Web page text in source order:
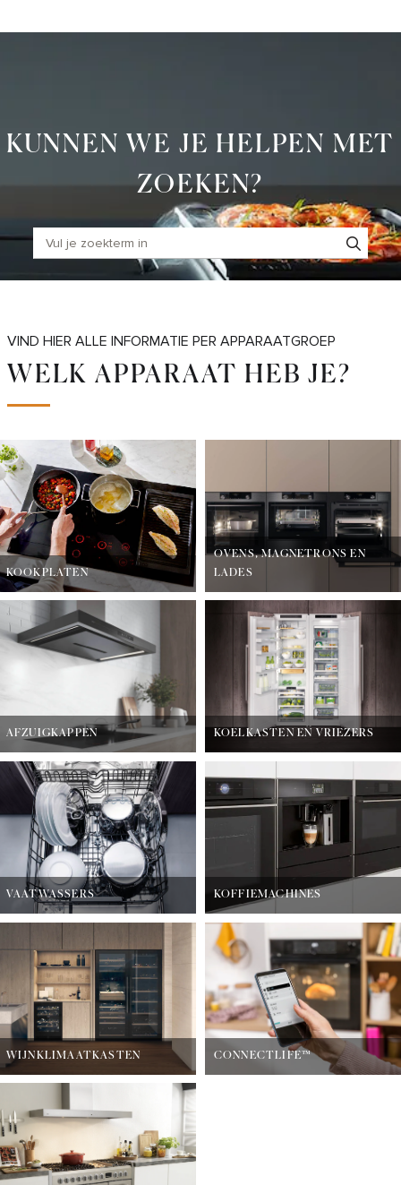
to
KUNNEN WE JE HELPEN MET
ZOEKEN?
VIND HIER ALLE INFORMATIE PER APPARAATGROEP
WELK APPARAAT HEB JE?
KOOKPLATEN
OVENS, MAGNETRONS EN
LADES
AFZUIGKAPPEN KOELKASTEN EN VRIEZERS
VAATWASSERS KOFFIEMACHINES
WIJNKLIMAATKASTEN CONNECTLIFE™